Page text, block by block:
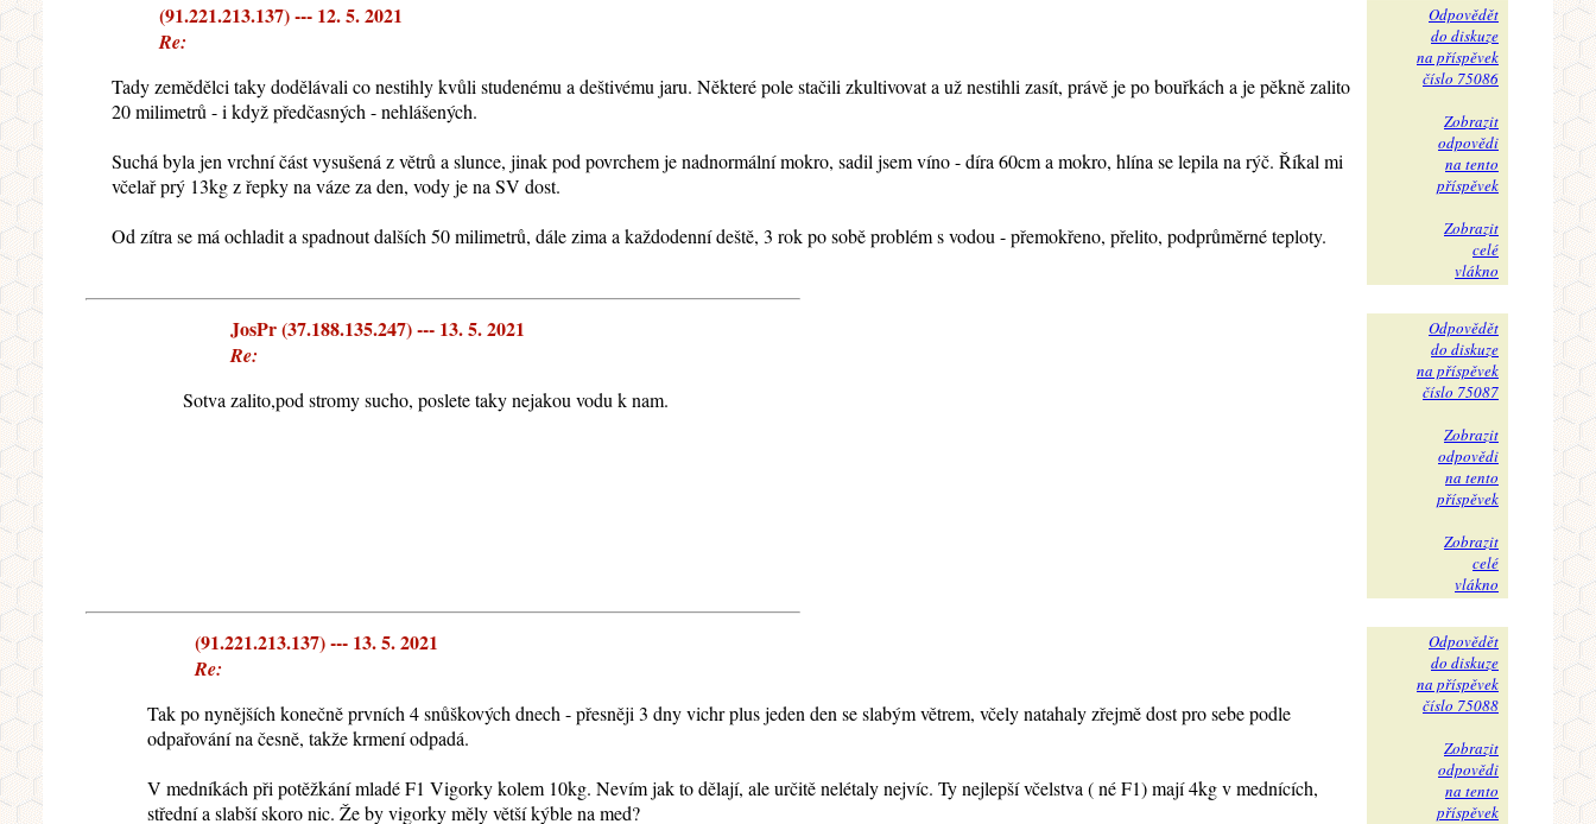
(91.221.213.137) --- 12. 5. 2021
Re:
Tady zemědělci taky dodělávali co nestihly kvůli studenému a deštivému jaru. Některé pole stačili zkultivovat a už nestihli zasít, právě je po bouřkách a je pěkně zalito
20 milimetrů - i když předčasných - nehlášených.
Suchá byla jen vrchní část vysušená z větrů a slunce, jinak pod povrchem je nadnormální mokro, sadil jsem víno - díra 60cm a mokro, hlína se lepila na rýč. Říkal mi
včelař prý 13kg z řepky na váze za den, vody je na SV dost.
Od zítra se má ochladit a spadnout dalších 50 milimetrů, dále zima a každodenní deště, 3 rok po sobě problém s vodou - přemokřeno, přelito, podprůměrné teploty.
Odpovědět
do diskuze
na příspěvek
číslo 75086
Zobrazit
odpovědi
na tento
příspěvek
Zobrazit
celé
vlákno
JosPr (37.188.135.247) --- 13. 5. 2021
Re:
Sotva zalito,pod stromy sucho, poslete taky nejakou vodu k nam.
Odpovědět
do diskuze
na příspěvek
číslo 75087
Zobrazit
odpovědi
na tento
příspěvek
Zobrazit
celé
vlákno
(91.221.213.137) --- 13. 5. 2021
Re:
Tak po nynějších konečně prvních 4 snůškových dnech - přesněji 3 dny vichr plus jeden den se slabým větrem, včely natahaly zřejmě dost pro sebe podle
odpařování na česně, takže krmení odpadá.
V medníkách při potěžkání mladé F1 Vigorky kolem 10kg. Nevím jak to dělají, ale určitě nelétaly nejvíc. Ty nejlepší včelstva ( né F1) mají 4kg v mednících,
střední a slabší skoro nic. Že by vigorky měly větší kýble na med?
Odpovědět
do diskuze
na příspěvek
číslo 75088
Zobrazit
odpovědi
na tento
příspěvek